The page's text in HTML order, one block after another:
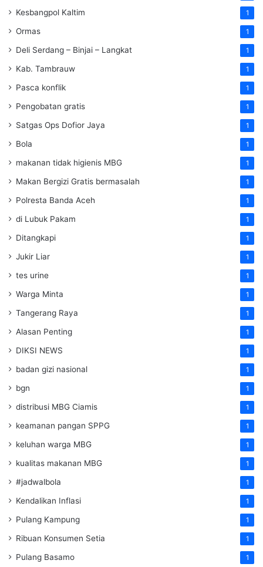
Kesbangpol Kaltim 1
Ormas 1
Deli Serdang – Binjai – Langkat 1
Kab. Tambrauw 1
Pasca konflik 1
Pengobatan gratis 1
Satgas Ops Dofior Jaya 1
Bola 1
makanan tidak higienis MBG 1
Makan Bergizi Gratis bermasalah 1
Polresta Banda Aceh 1
di Lubuk Pakam 1
Ditangkapi 1
Jukir Liar 1
tes urine 1
Warga Minta 1
Tangerang Raya 1
Alasan Penting 1
DIKSI NEWS 1
badan gizi nasional 1
bgn 1
distribusi MBG Ciamis 1
keamanan pangan SPPG 1
keluhan warga MBG 1
kualitas makanan MBG 1
#jadwalbola 1
Kendalikan Inflasi 1
Pulang Kampung 1
Ribuan Konsumen Setia 1
Pulang Basamo 1